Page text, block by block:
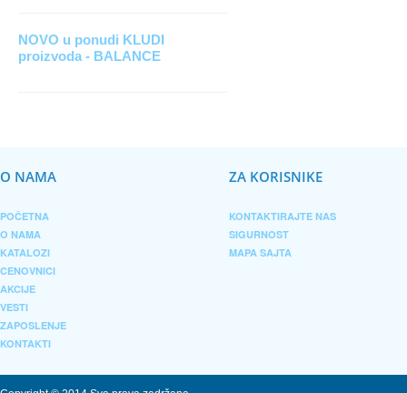
NOVO u ponudi KLUDI
proizvoda - BALANCE
O NAMA
POČETNA
O NAMA
KATALOZI
CENOVNICI
AKCIJE
VESTI
ZAPOSLENJE
KONTAKTI
ZA KORISNIKE
KONTAKTIRAJTE NAS
SIGURNOST
MAPA SAJTA